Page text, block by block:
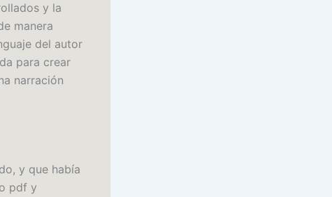
y la
manera
del autor
para crear
narración
y que había
pdf y